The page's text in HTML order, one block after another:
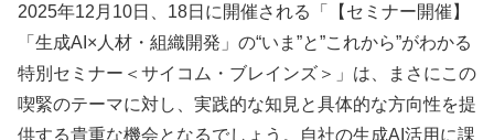
2025年12月10日、18日に開催される「【セミナー開催】
「生成AI×人材・組織開発」の“いま”と”これから”がわかる
特別セミナー＜サイコム・ブレインズ＞」は、まさにこの
喫緊のテーマに対し、実践的な知見と具体的な方向性を提
供する貴重な機会となるでしょう。自社の生成AI活用に課